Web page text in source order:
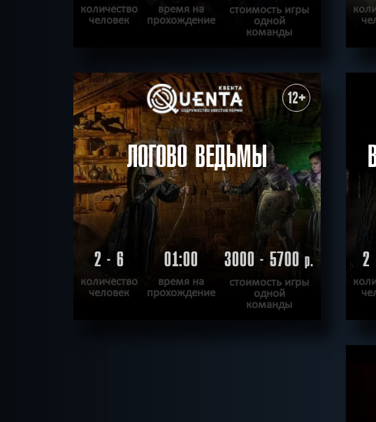
количество
человек
время на
прохождение
стоимость игры
одной
команды
ХОЧУ ПРОЙТИ | КВЕСТ ПРОЙДЕН 12+
ЛОГОВО ВЕДЬМЫ
2 - 6
количество
человек
01:00
время на
прохождение
3000 - 5700р.
стоимость игры
одной
команды
2